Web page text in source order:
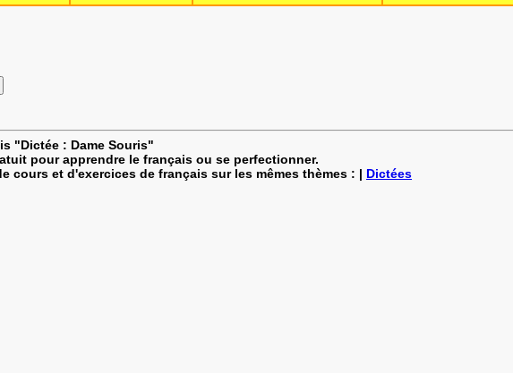
"Dictée : Dame Souris"
pour apprendre le français ou se perfectionner.
cours et d'exercices de français sur les mêmes thèmes : | Dictées